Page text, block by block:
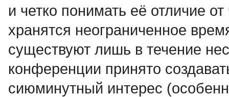
и четко понимать её отличие
хранятся неограниченное
существуют лишь в течение
конференции принято
сиюминутный интерес